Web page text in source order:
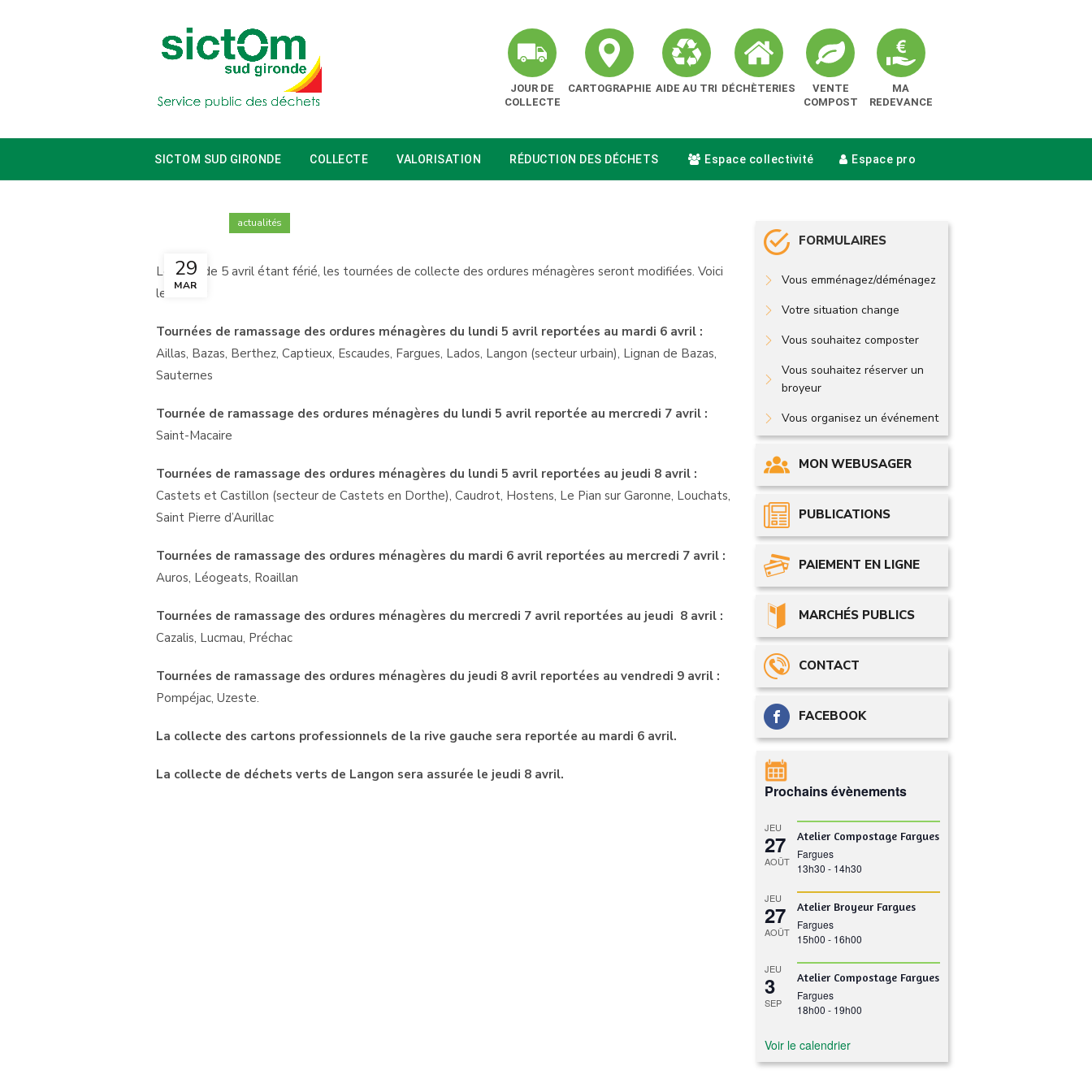
JOUR DE
COLLECTE
CARTOGRAPHIE AIDE AU TRI DÉCHÈTERIES
VENTE
COMPOST
MA
REDEVANCE
SICTOM SUD GIRONDE COLLECTE VALORISATION RÉDUCTION DES DÉCHETS Espace collectivité Espace pro
29
MAR
actualités
Le lundi de 5 avril étant férié, les tournées de collecte des ordures ménagères seront modifiées. Voici
le détail :
Tournées de ramassage des ordures ménagères du lundi 5 avril reportées au mardi 6 avril :
Aillas, Bazas, Berthez, Captieux, Escaudes, Fargues, Lados, Langon (secteur urbain), Lignan de Bazas,
Sauternes
Tournée de ramassage des ordures ménagères du lundi 5 avril reportée au mercredi 7 avril :
Saint-Macaire
Tournées de ramassage des ordures ménagères du lundi 5 avril reportées au jeudi 8 avril :
Castets et Castillon (secteur de Castets en Dorthe), Caudrot, Hostens, Le Pian sur Garonne, Louchats,
Saint Pierre d’Aurillac
Tournées de ramassage des ordures ménagères du mardi 6 avril reportées au mercredi 7 avril :
Auros, Léogeats, Roaillan
Tournées de ramassage des ordures ménagères du mercredi 7 avril reportées au jeudi 8 avril :
Cazalis, Lucmau, Préchac
Tournées de ramassage des ordures ménagères du jeudi 8 avril reportées au vendredi 9 avril :
Pompéjac, Uzeste.
La collecte des cartons professionnels de la rive gauche sera reportée au mardi 6 avril.
La collecte de déchets verts de Langon sera assurée le jeudi 8 avril.
FORMULAIRES
Vous emménagez/déménagez
Votre situation change
Vous souhaitez composter
Vous souhaitez réserver un
broyeur
Vous organisez un événement
MON WEBUSAGER
PUBLICATIONS
PAIEMENT EN LIGNE
MARCHÉS PUBLICS
CONTACT
FACEBOOK
Prochains évènements
JEU
27
AOÛT
Atelier Compostage Fargues
Fargues
13h30 - 14h30
JEU
27
AOÛT
Atelier Broyeur Fargues
Fargues
15h00 - 16h00
JEU
3
SEP
Atelier Compostage Fargues
Fargues
18h00 - 19h00
Voir le calendrier